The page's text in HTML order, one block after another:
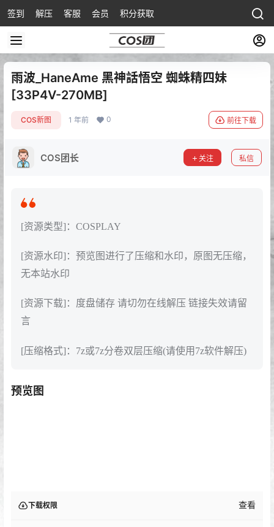
签到 解压 客服 会员 积分获取
雨波_HaneAme 黑神話悟空 蜘蛛精四妹
[33P4V-270MB]
COS新图 1 年前 0 前往下载
COS团长 关注 私信
[资源类型]：COSPLAY
[资源水印]：预览图进行了压缩和水印，原图无压缩，
无本站水印
[资源下载]：度盘储存 请切勿在线解压 链接失效请留
言
[压缩格式]：7z或7z分卷双层压缩(请使用7z软件解压)
预览图
下载权限 查看